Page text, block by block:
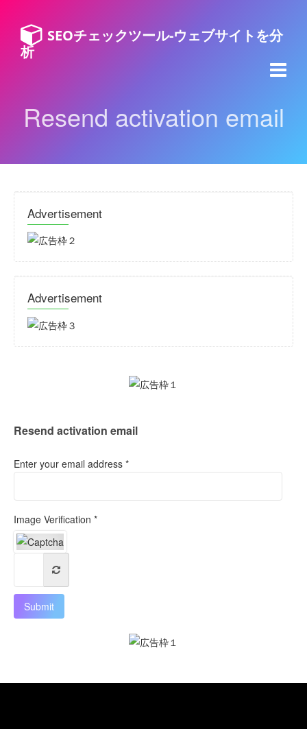
SEOチェックツール-ウェブサイトを分
析
Resend activation email
Advertisement
Advertisement
Resend activation email
Enter your email address *
Image Verification *
Submit